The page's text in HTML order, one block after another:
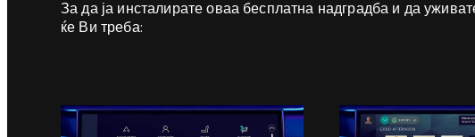
За да ја инсталирате оваа бесплатна надградба и да
ќе Ви треба: